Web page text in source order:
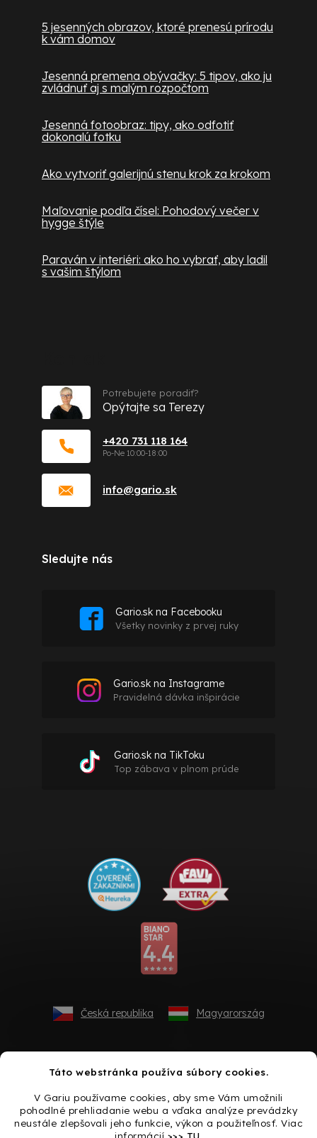
Táto webstránka používa súbory cookies.
V Gariu používame cookies, aby sme Vám umožnili
pohodlné prehliadanie webu a vďaka analýze prevádzky
neustále zlepšovali jeho funkcie, výkon a použiteľnosť. Viac
informácií >>> TU
5 jesenných obrazov, ktoré prenesú prírodu
k vám domov
Jesenná premena obývačky: 5 tipov, ako ju
zvládnuť aj s malým rozpočtom
Jesenná fotoobraz: tipy, ako odfotiť
dokonalú fotku
Ako vytvoriť galerijnú stenu krok za krokom
Maľovanie podľa čísel: Pohodový večer v
hygge štýle
Paraván v interiéri: ako ho vybrať, aby ladil
s vašim štýlom
info@gario.sk
+420 731 118 164
Potrebujete poradiť?
Opýtajte sa Terezy
Sledujte nás
Gario.sk na Facebooku
Všetky novinky z prvej ruky
Gario.sk na Instagrame
Pravidelná dávka inšpirácie
Gario.sk na TikToku
Top zábava v plnom prúde
Česká republika Magyarország